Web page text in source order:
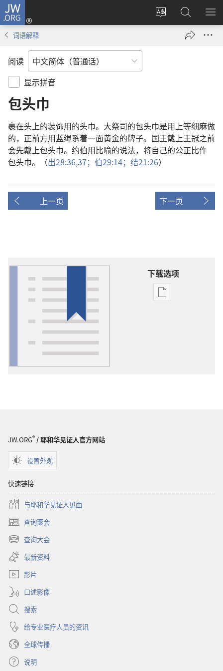
JW.ORG
更
登
录
（打
搜
索
JW.ORG
显
词语解释
阅读
显示拼音
包头巾
裹在头上的装饰用的头巾。 大祭司的包头巾是用上等细麻做
的， 正前方用蓝绳系着一面黄金的牌子。 国王戴上王冠之前
会先戴上包头巾。 约伯用比喻的说法， 将自己的公正比作
包头巾。（出28:36,37； 伯29:14； 结21:26）
上一页 下一页
下载选项
出
JW.ORG®/ 耶和华见证人官方网站
设置外观
快速链接
与耶和华见证人见面
查询聚会
（打
开
新
窗
口）
查询大会
（打
开
新
窗
最新资料
影片
口述影像
搜索
给专业医疗人员的资讯
全球传播
说明